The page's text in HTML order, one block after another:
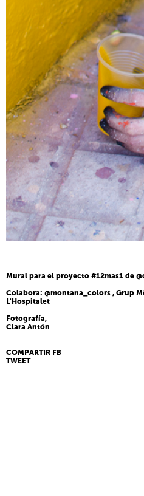
Mural para el proyecto #12mas1 de
Colabora: @montana_colors , Grup
L'Hospitalet
Fotografía,
Clara Antón
COMPARTIR FB
TWEET